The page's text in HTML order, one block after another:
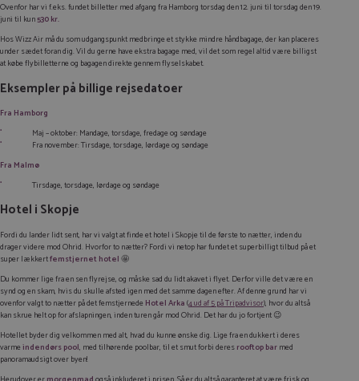
Ovenfor har vi f.eks. fundet billetter med afgang fra Hamborg torsdag den 12. juni til torsdag den 19.
juni til kun530 kr.
Hos Wizz Air må du som udgangspunkt medbringe et stykke mindre håndbagage, der kan placeres
under sædet foran dig. Vil du gerne have ekstra bagage med, vil det som regel altid være billigst
at købe flybilletterne og bagagen direkte gennem flyselskabet.
Eksempler på billige rejsedatoer
Fra Hamborg
Maj – oktober: Mandage, torsdage, fredage og søndage
Fra november: Tirsdage, torsdage, lørdage og søndage
Fra Malmø
Tirsdage, torsdage, lørdage og søndage
Hotel i Skopje
Fordi du lander lidt sent, har vi valgt at finde et hotel i Skopje til de første to nætter, inden du
drager videre mod Ohrid. Hvorfor to nætter? Fordi vi netop har fundet et superbilligt tilbud på et
super lækkertfemstjernet hotel🤩
Du kommer lige fra en sen flyrejse, og måske sad du lidt akavet i flyet. Derfor ville det være en
synd og en skam, hvis du skulle afsted igen med det samme dagen efter. Af denne grund har vi
ovenfor valgt to nætter på det femstjernedeHotel Arka(4 ud af 5 på Tripadvisor), hvor du altså
kan skrue helt op for afslapningen, inden turen går mod Ohrid. Det har du jo fortjent 😉
Hotellet byder dig velkommen med alt, hvad du kunne ønske dig. Lige fra en dukkert i deres
varmeindendørs pool, med tilhørende poolbar, til et smut forbi deresrooftop barmed
panoramaudsigt over byen!